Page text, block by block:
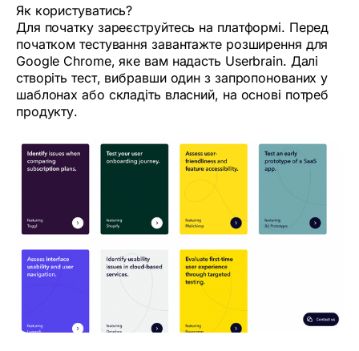
Як користуватись?
Для початку зареєструйтесь на платформі. Перед
початком тестування завантажте розширення для
Google Chrome, яке вам надасть Userbrain. Далі
створіть тест, вибравши один з запропонованих у
шаблонах або складіть власний, на основі потреб
продукту.